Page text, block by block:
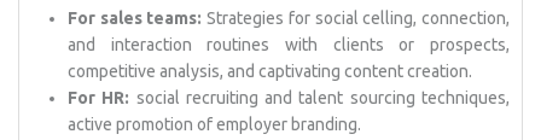
For sales teams: Strategies for social celling, connection,
and interaction routines with clients or prospects,
competitive analysis, and captivating content creation.
For HR: social recruiting and talent sourcing techniques,
active promotion of employer branding.